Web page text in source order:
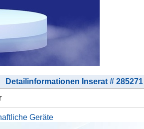
Detailinformationen Inserat # 285271
Geräte